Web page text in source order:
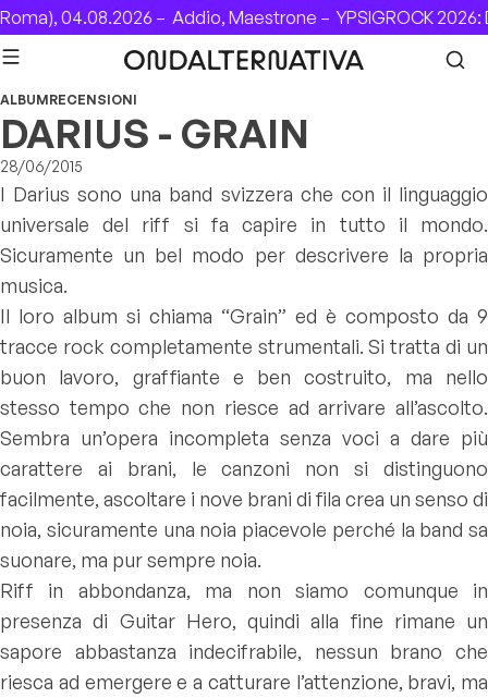
Skip to content
04.08.2026 –Addio, Maestrone –YPSIGROCK 2026:
ALBUMRECENSIONI
DARIUS - GRAIN
28/06/2015
I Darius sono una band svizzera che con il linguaggio
universale del riff si fa capire in tutto il mondo.
Sicuramente un bel modo per descrivere la propria
musica.
Il loro album si chiama “Grain” ed è composto da 9
tracce rock completamente strumentali. Si tratta di un
buon lavoro, graffiante e ben costruito, ma nello
stesso tempo che non riesce ad arrivare all’ascolto.
Sembra un’opera incompleta senza voci a dare più
carattere ai brani, le canzoni non si distinguono
facilmente, ascoltare i nove brani di fila crea un senso di
noia, sicuramente una noia piacevole perché la band sa
suonare, ma pur sempre noia.
Riff in abbondanza, ma non siamo comunque in
presenza di Guitar Hero, quindi alla fine rimane un
sapore abbastanza indecifrabile, nessun brano che
riesca ad emergere e a catturare l’attenzione, bravi, ma